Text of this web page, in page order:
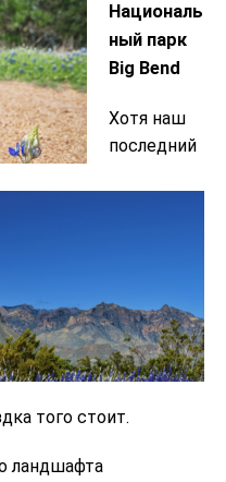
Националь
ный парк
Big Bend
Хотя наш
последний
того стоит.
ландшафта